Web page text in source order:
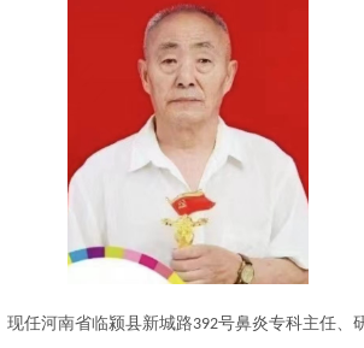
现任河南省临颍县新城路392号鼻炎专科主任、